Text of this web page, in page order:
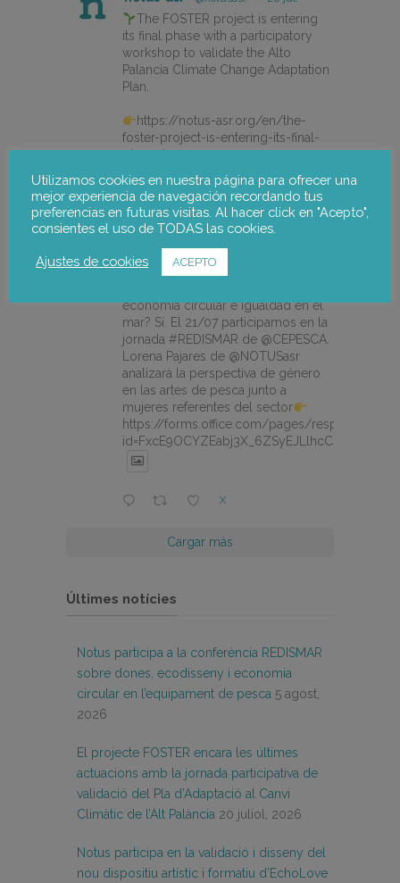
The FOSTER project is entering
its final phase with a participatory
workshop to validate the Alto
Palancia Climate Change Adaptation
Plan.
https://notus-asr.org/en/the-
foster-project-is-entering-its-final-
phase/
X
notus-asr @notusasr
economía circular e igualdad en el
mar? Sí. El 21/07 participamos en la
jornada #REDISMAR de @CEPESCA.
Lorena Pajares de @NOTUSasr
analizará la perspectiva de género
en las artes de pesca junto a
mujeres referentes del sector
https://forms.office.com/pages/
X
Cargar más
Últimes notícies
Notus participa a la conferència REDISMAR
sobre dones, ecodisseny i economia
circular en l’equipament de pesca 5 agost,
2026
El projecte FOSTER encara les últimes
actuacions amb la jornada participativa de
validació del Pla d’Adaptació al Canvi
Climàtic de l’Alt Palància 20 juliol, 2026
Notus participa en la validació i disseny del
nou dispositiu artístic i formatiu d’EchoLove
Utilizamos cookies en nuestra página para ofrecer una
mejor experiencia de navegación recordando tus
preferencias en futuras visitas. Al hacer click en "Acepto",
consientes el uso de TODAS las cookies.
Ajustes de cookies ACEPTO